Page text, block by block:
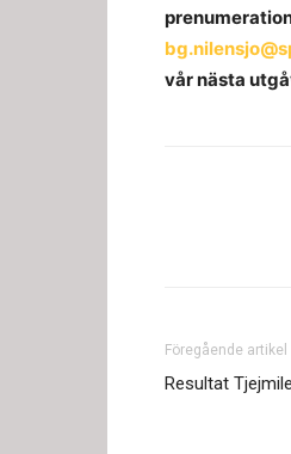
vår nästa
Föregående artikel
Resultat